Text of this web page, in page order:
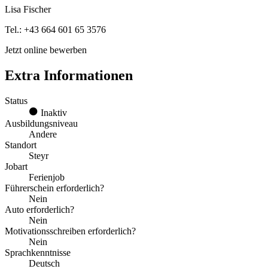
Lisa Fischer
Tel.: +43 664 601 65 3576
Jetzt online bewerben
Extra Informationen
Status
Inaktiv
Ausbildungsniveau
Andere
Standort
Steyr
Jobart
Ferienjob
Führerschein erforderlich?
Nein
Auto erforderlich?
Nein
Motivationsschreiben erforderlich?
Nein
Sprachkenntnisse
Deutsch